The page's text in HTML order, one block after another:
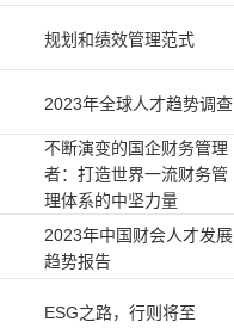
规划和绩效管理范式
2023年全球人才趋势调查
不断演变的国企财务管理
者：打造世界一流财务管
理体系的中坚力量
2023年中国财会人才发展
趋势报告
ESG之路，行则将至